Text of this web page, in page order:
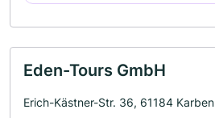
Eden-Tours GmbH
Erich-Kästner-Str. 36, 61184 Karben